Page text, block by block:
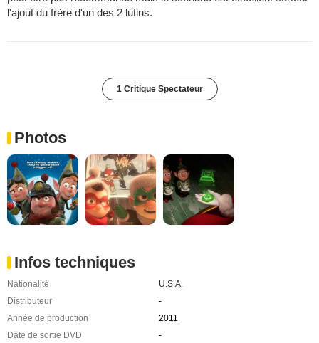
l'ajout du frère d'un des 2 lutins.
1 Critique Spectateur
Photos
Infos techniques
Nationalité
U.S.A.
Distributeur
-
Année de production
2011
Date de sortie DVD
-